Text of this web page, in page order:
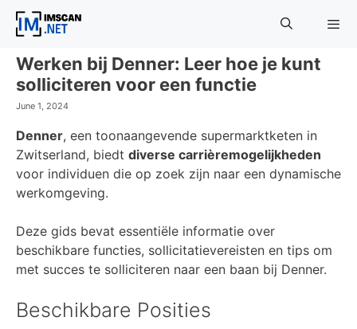
Skip
Werken bij Denner: Leer hoe je kunt
solliciteren voor een functie
June 1, 2024
Denner, een toonaangevende supermarktketen in
Zwitserland, biedt diverse carrièremogelijkheden
voor individuen die op zoek zijn naar een dynamische
werkomgeving.
Deze gids bevat essentiële informatie over
beschikbare functies, sollicitatievereisten en tips om
met succes te solliciteren naar een baan bij Denner.
Beschikbare Posities